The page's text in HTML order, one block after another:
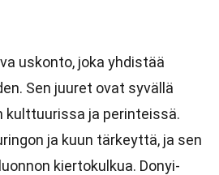
uskonto, joka yhdistää
Sen juuret ovat syvällä
kulttuurissa ja perinteissä.
ja kuun tärkeyttä, ja sen
kiertokulkua. Donyi-